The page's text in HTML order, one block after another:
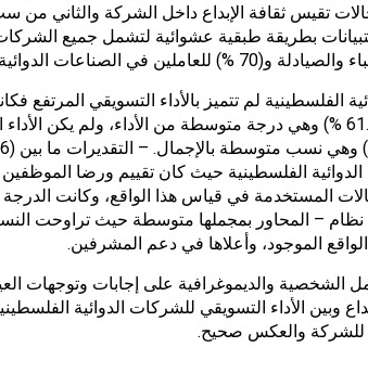
تقيس ثقافة الإبداع داخل الشركة والثاني من
بطريقة طبقية عشوائية لتشمل جميع
الفلسطينية لم تتميز بالأداء التسويقي المرتفع
الرضا عند الصيادلة والأطباء عن هذا الأداء (61.8 %) وهي درجة متوسطة من
الفلسطينية حيث كان تقييم ورضا
المستخدمة في قياس هذا الواقع، وكانت الدرجة
الموجود، وأعلاها في دعم المشرفين.
الشخصية والديموغرافية على إجابات وتوجهات
وبين الأداء التسويقي للشركات الدوائية
للشركة والعكس صحيح.